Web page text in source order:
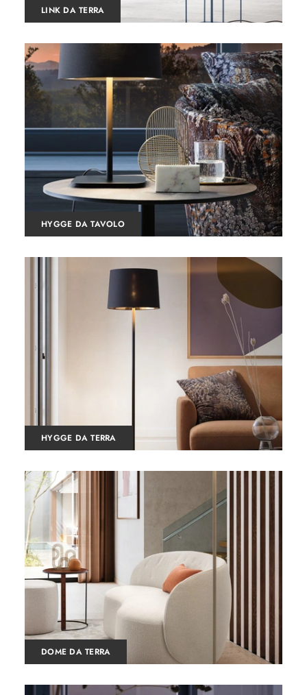
LINK DA TERRA
HYGGE DA TAVOLO
HYGGE DA TERRA
DOME DA TERRA